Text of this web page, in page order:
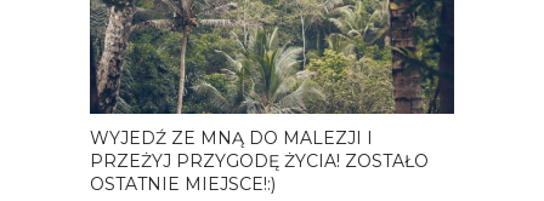
WYJEDŹ ZE MNĄ DO MALEZJI I
PRZEŻYJ PRZYGODĘ ŻYCIA! ZOSTAŁO
OSTATNIE MIEJSCE!:)